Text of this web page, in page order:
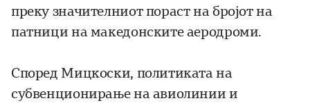
преку значителниот пораст на бројот на
патници на македонските аеродроми.
Според Мицкоски, политиката на
субвенционирање на авиолинии и